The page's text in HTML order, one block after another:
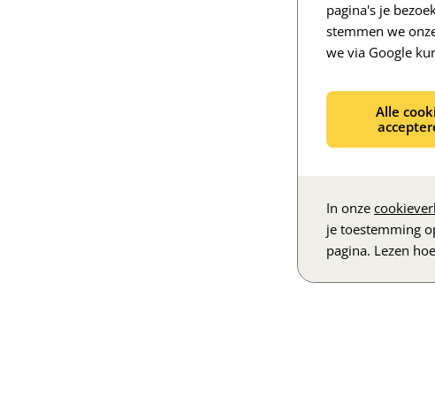
pagina's je
stemmen we
we via Google
Alle
In onze
je toestemming
pagina. Lezen